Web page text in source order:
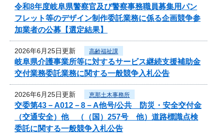
令和8年度岐阜県警察官及び警察事務職員募集用パン
フレット等のデザイン制作委託業務に係る企画競争参
加業者の公募【選定結果】
2026年6月25日更新 高齢福祉課
岐阜県介護事業所等に対するサービス継続支援補助金
交付業務委託業務に関する一般競争入札公告
2026年6月25日更新 恵那土木事務所
交委第43－A012－8－A他号/公共 防災・安全交付金
（交通安全）他 （（国）257号 他）道路標識点検
委託に関する一般競争入札公告